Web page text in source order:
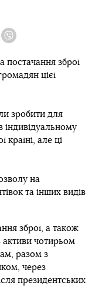
Viber
постачання зброї
цієї
зробити для
індивідуальному
країні, але ці
на
та інших видів
зброї, а також
активи чотирьом
разом з
через
президентських